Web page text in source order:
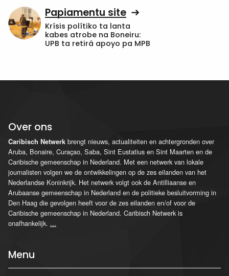
Papiamentu site
Krísis polítiko ta lanta
kabes atrobe na Boneiru:
UPB ta retirá apoyo pa MPB
Over ons
Caribisch Netwerk brengt nieuws, actualiteiten en achtergronden over
Aruba, Bonaire, Curaçao, Saba, Sint Eustatius en Sint Maarten en de
Caribische gemeenschap in Nederland. Met een netwerk van lokale
journalisten volgen we de ontwikkelingen op de zes eilanden van het
Nederlandse Koninkrijk. Het netwerk volgt ook de Antilliaanse en
Arubaanse gemeenschap in Nederland en de politieke besluitvorming in
Den Haag die gevolgen heeft voor de zes eilanden en/of voor de
Caribische gemeenschap in Nederland. Caribisch Netwerk is
onafhankelijk. ...
Menu